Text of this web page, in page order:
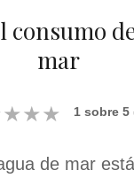
consumo
mar
★★★ 1 sobre 5
de mar